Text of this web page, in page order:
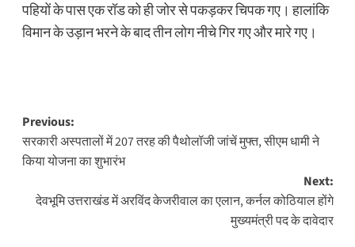
पहियों के पास एक रॉड को ही जोर से पकड़कर चिपक गए। हालांकि
विमान के उड़ान भरने के बाद तीन लोग नीचे गिर गए और मारे गए।
Post
navigation
Previous:
सरकारी अस्पतालों में 207 तरह की पैथोलॉजी जांचें मुफ्त, सीएम धामी ने
किया योजना का शुभारंभ
Next:
देवभूमि उत्तराखंड में अरविंद केजरीवाल का एलान, कर्नल कोठियाल होंगे
मुख्यमंत्री पद के दावेदार